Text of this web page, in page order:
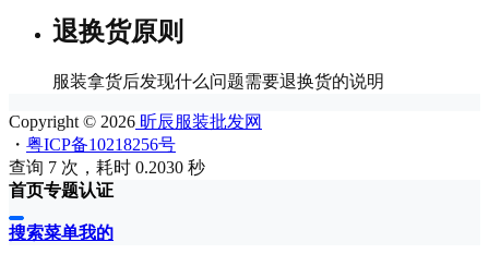
退换货原则
服装拿货后发现什么问题需要退换货的说明
Copyright © 2026 昕辰服装批发网
・ 粤ICP备10218256号
查询 7 次，耗时 0.2030 秒
首页专题认证
搜索菜单我的